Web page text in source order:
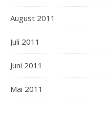
August 2011
Juli 2011
Juni 2011
Mai 2011